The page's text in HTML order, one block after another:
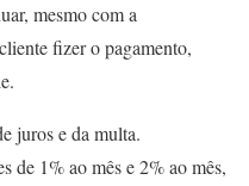
mesmo com a
fizer o pagamento,
juros e da multa.
de 1% ao mês e 2% ao mês,